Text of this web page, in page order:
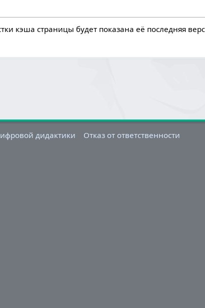
кэша страницы будет показана её последняя
дидактики Отказ от ответственности